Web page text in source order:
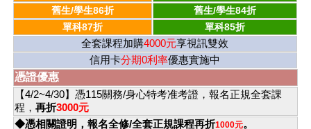
舊生/學生86折
舊生/學生84折
單科87折
單科85折
全套課程加購4000元享視訊雙效
信用卡分期0利率優惠實施中
憑證優惠
【4/2~4/30】憑115關務/身心特考准考證，報名正規全套課
程， 再折3000元
◆憑相關證明，報名全修/全套正規課程再折1000元。